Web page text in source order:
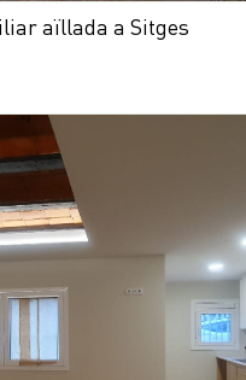
aïllada a Sitges